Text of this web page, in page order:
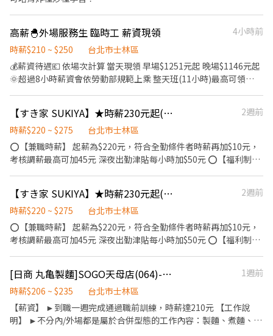
餐)/10:30~22:00(供晚餐) ※如需加班，會另外算加班費 【徵才條
件】 1.可長期配合報班。 ※長期定義：一年以上，一個月至少要報
到🔺 2.工作態度認真積極，不無故遲到曠班。 3.具責任感，親和力
佳，對餐飲業抱有熱忱。 4.需就讀高中職以上。 【服裝要求】 白襯
衫、黑西裝褲、黑襪、黑皮鞋
高薪🐣外場服務生 臨時工 薪資現領
4小時前
時薪$210 ~ $250
台北市士林區
💰薪資待遇💶 依場次計算 當天現領 早場$1251元起 晚場$1146元起
🌞超過8小時薪資會依勞動部規範上乘 整天班(11小時)最高可領
人員能更快將餐點送至客人桌上。偶爾外場忙碌時，需幫忙外場。
【工作時間】 🔸早班 10:00~16:30 (供午餐)/10:30~16:30(未供餐)
🔸晚班 16:30~22:00 (未供餐) 🔸整天班 10:00~22:00 (供午晚
餐)/10:30~22:00(供晚餐) ※如需加班，會另外算加班費 【徵才條
班。 3.具責任感，親和力佳，對餐飲業抱有熱忱。 4.需就讀高中職
以上。 【服裝要求】 白襯衫、西裝褲、黑皮鞋、黑色襪子
【すき家 SUKIYA】★時薪230元起(含全勤)★天母高島屋前店
2週前
時薪$220 ~ $275
台北市士林區
⭕【兼職時薪】 起薪為$220元，符合全勤條件者時薪再加$10元，
考核調薪最高可加45元 深夜出勤津貼每小時加$50元 ⭕【福利制
健檢 ★勞保、健保，6％勞退提撥 ⭕【工作說明】 《內場》:餐點製
作、食材備料、進貨盤點 《外場》:接待服務顧客、收銀結帳、環境
整潔 ★開朗活潑有笑容 ★ＳＯＰ專業流程 ★無經驗可 ★提供完善
職前教育訓練 ⭕【經營理念】 我們是日本第一的速食連鎖ZENSHO
現作提供美味可口的日本國民美食-牛丼/咖哩，並以舒適衛生的用
餐環境、熱情用心的服務態度、平實親民的誠懇價格，強調食品安
受用餐的樂趣。
【すき家 SUKIYA】★時薪230元起(含全勤)★士林店
2週前
時薪$220 ~ $275
台北市士林區
⭕【兼職時薪】 起薪為$220元，符合全勤條件者時薪再加$10元，
考核調薪最高可加45元 深夜出勤津貼每小時加$50元 ⭕【福利制
健檢 ★勞保、健保，6％勞退提撥 ⭕【工作說明】 《內場》:餐點製
作、食材備料、進貨盤點 《外場》:接待服務顧客、收銀結帳、環境
整潔 ★開朗活潑有笑容 ★ＳＯＰ專業流程 ★無經驗可 ★提供完善
職前教育訓練 ⭕【經營理念】 我們是日本第一的速食連鎖ZENSHO
集團，我們的理念是"消滅世界的飢餓和貧困"，目標是成為全球第
[日商 丸亀製麵]SOGO天母店(064)-長期兼職夥伴/廚助/工讀生/彈性排班
1週前
時薪$206 ~ $235
台北市士林區
【薪資】 ►到職一週完成通過職前訓練，時薪達210元 【工作說
明】 ►不分內/外場都是屬於合併型態的工作內容：製麵、煮麵、製